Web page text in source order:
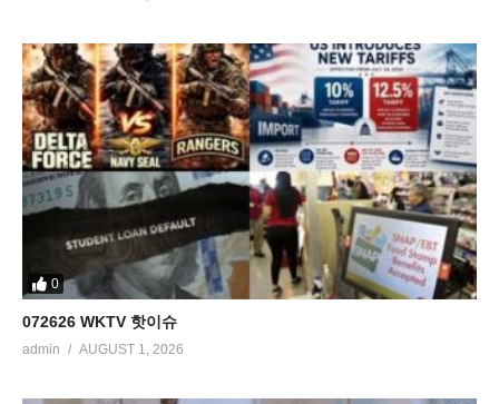
0
072626 WKTV 핫이슈
admin AUGUST 1, 2026